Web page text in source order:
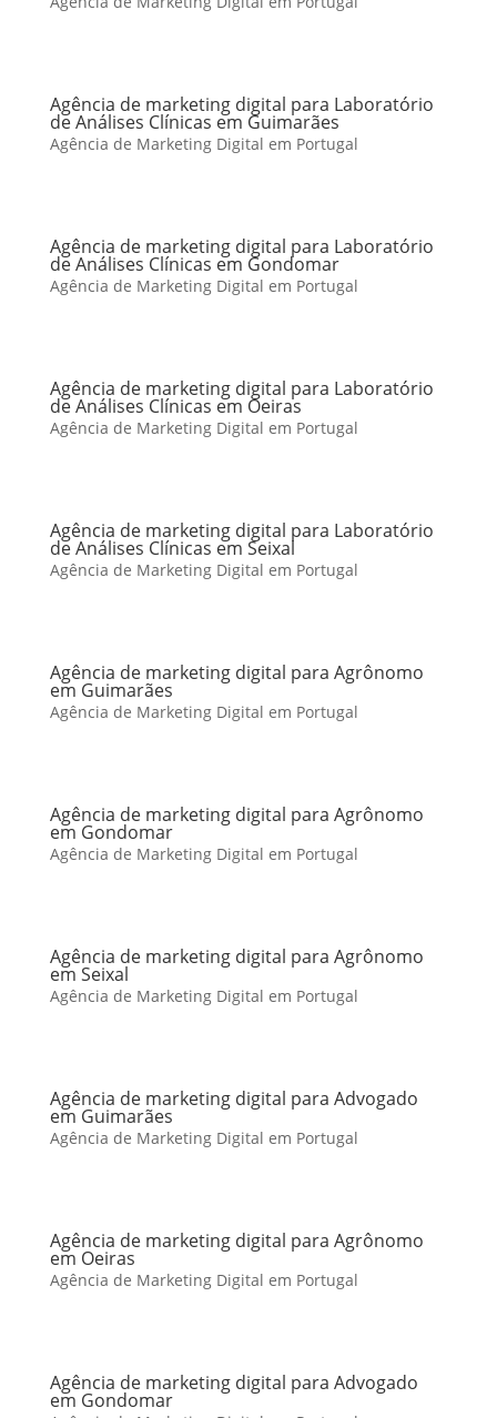
Agência de marketing digital para Laboratório
de Análises Clínicas em Guimarães
Agência de Marketing Digital em Portugal
Agência de marketing digital para Laboratório
de Análises Clínicas em Gondomar
Agência de Marketing Digital em Portugal
Agência de marketing digital para Laboratório
de Análises Clínicas em Oeiras
Agência de Marketing Digital em Portugal
Agência de marketing digital para Laboratório
de Análises Clínicas em Seixal
Agência de Marketing Digital em Portugal
Agência de marketing digital para Agrônomo
em Guimarães
Agência de Marketing Digital em Portugal
Agência de marketing digital para Agrônomo
em Gondomar
Agência de Marketing Digital em Portugal
Agência de marketing digital para Agrônomo
em Seixal
Agência de Marketing Digital em Portugal
Agência de marketing digital para Advogado
em Guimarães
Agência de Marketing Digital em Portugal
Agência de marketing digital para Agrônomo
em Oeiras
Agência de Marketing Digital em Portugal
Agência de marketing digital para Advogado
em Gondomar